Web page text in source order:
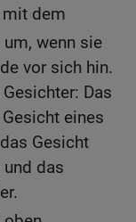
mit dem
wenn sie
vor sich hin.
Das
eines
Gesicht
das